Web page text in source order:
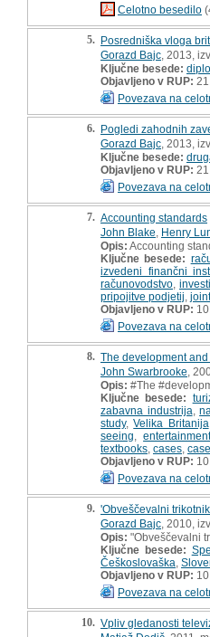
Celotno besedilo
5. Posredniška vloga
Gorazd Bajc , 2013,
Ključne besede:
Objavljeno v RUP:
Povezava na
6. Pogledi zahodnih
Gorazd Bajc , 2013,
Ključne besede:
Objavljeno v RUP:
Povezava na
7. Accounting standards
John Blake Henry
Opis: Accounting
Ključne besede:
izvedeni finančni
računovodstvo
pripojitve podjetij
Objavljeno v RUP:
Povezava na
8. The development
John Swarbrooke ,
Opis: #The
Ključne besede:
zabavna industrija ,
study,Velika Britanija
seeing ,
textbooks cases
Objavljeno v RUP:
Povezava na
9. 'Obveščevalni
Gorazd Bajc , 2010,
Opis: "Obveščevalni
Ključne besede:
Češkoslovaška
Objavljeno v RUP:
Povezava na
10. Vpliv gledanosti